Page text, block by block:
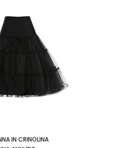
IN CRINOLINA